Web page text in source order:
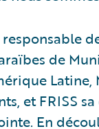
de
et FRISS
En